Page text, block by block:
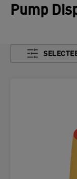
Pump